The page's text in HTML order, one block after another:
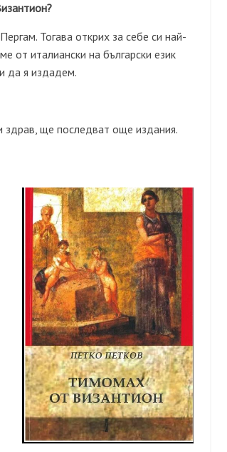
Тогава открих за себе си най-
от италиански на български език
да я издадем.
здрав, ще последват още издания.